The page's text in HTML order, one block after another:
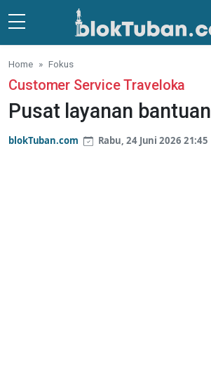
Skip to main content
Home Fokus
Customer Service Traveloka
Pusat layanan bantuan
blokTuban.com Rabu, 24 Juni 2026 21:45